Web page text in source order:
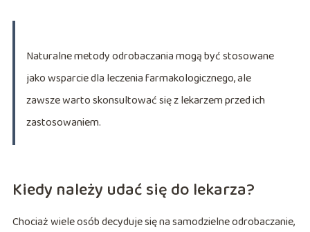
Naturalne metody odrobaczania mogą być stosowane
jako wsparcie dla leczenia farmakologicznego, ale
zawsze warto skonsultować się z lekarzem przed ich
zastosowaniem.
Kiedy należy udać się do lekarza?
Chociaż wiele osób decyduje się na samodzielne odrobaczanie,